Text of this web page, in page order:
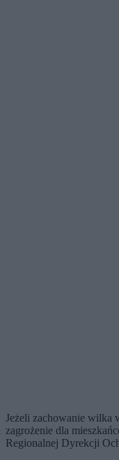
Jeżeli zachowanie wilka
zagrożenie dla
Regionalnej Dyrekcji